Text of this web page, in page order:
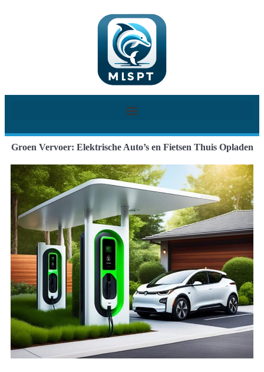
Groen Vervoer: Elektrische Auto’s en Fietsen Thuis Opladen